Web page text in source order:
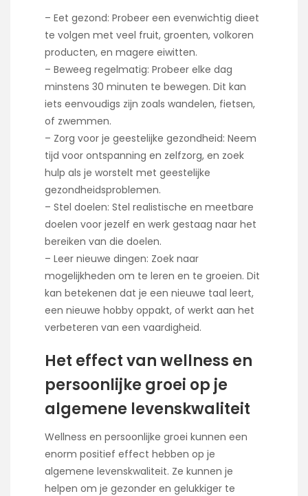
– Eet gezond: Probeer een evenwichtig dieet
te volgen met veel fruit, groenten, volkoren
producten, en magere eiwitten.
– Beweeg regelmatig: Probeer elke dag
minstens 30 minuten te bewegen. Dit kan
iets eenvoudigs zijn zoals wandelen, fietsen,
of zwemmen.
– Zorg voor je geestelijke gezondheid: Neem
tijd voor ontspanning en zelfzorg, en zoek
hulp als je worstelt met geestelijke
gezondheidsproblemen.
– Stel doelen: Stel realistische en meetbare
doelen voor jezelf en werk gestaag naar het
bereiken van die doelen.
– Leer nieuwe dingen: Zoek naar
mogelijkheden om te leren en te groeien. Dit
kan betekenen dat je een nieuwe taal leert,
een nieuwe hobby oppakt, of werkt aan het
verbeteren van een vaardigheid.
Het effect van wellness en
persoonlijke groei op je
algemene levenskwaliteit
Wellness en persoonlijke groei kunnen een
enorm positief effect hebben op je
algemene levenskwaliteit. Ze kunnen je
helpen om je gezonder en gelukkiger te